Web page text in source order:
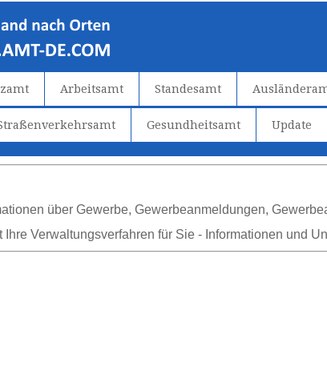
Arbeitsamt Standesamt
Gesundheitsamt Update
über Gewerbe, Gewerbeanmeldungen,
Verwaltungsverfahren für Sie - Informationen und